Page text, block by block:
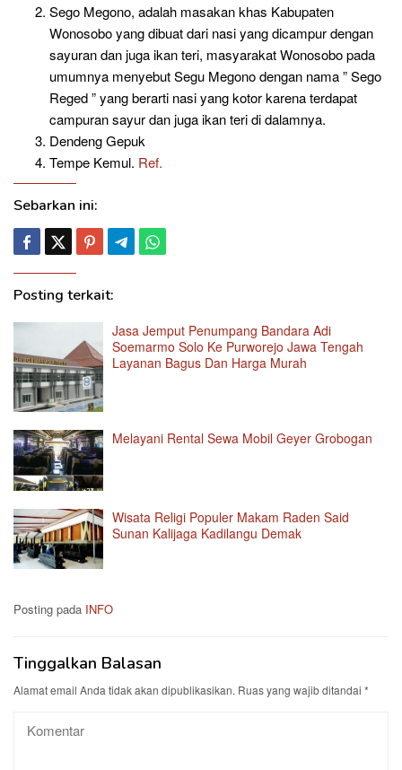
Sego Megono, adalah masakan khas Kabupaten
Wonosobo yang dibuat dari nasi yang dicampur dengan
sayuran dan juga ikan teri, masyarakat Wonosobo pada
umumnya menyebut Segu Megono dengan nama ” Sego
Reged ” yang berarti nasi yang kotor karena terdapat
campuran sayur dan juga ikan teri di dalamnya.
Dendeng Gepuk
Tempe Kemul. Ref.
Sebarkan ini:
Posting terkait:
Jasa Jemput Penumpang Bandara Adi
Soemarmo Solo Ke Purworejo Jawa Tengah
Layanan Bagus Dan Harga Murah
Melayani Rental Sewa Mobil Geyer Grobogan
Wisata Religi Populer Makam Raden Said
Sunan Kalijaga Kadilangu Demak
Posting pada INFO
Tinggalkan Balasan
Alamat email Anda tidak akan dipublikasikan. Ruas yang wajib ditandai *